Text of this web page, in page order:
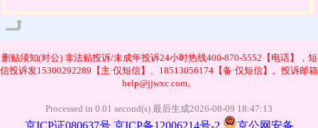
删贴须知(对公)非法贴投诉/未成年投诉24小时热线400-870-5552【电话】，短
信投诉发15300292289【主·仅短信】、18513056174【备·仅短信】。投诉邮箱
help@jjwxc.com。
Processed in 0.01 second(s) 最后生成2026-08-09 18:47:13
京ICP证080637号 京ICP备12006214号-2
京公网安备